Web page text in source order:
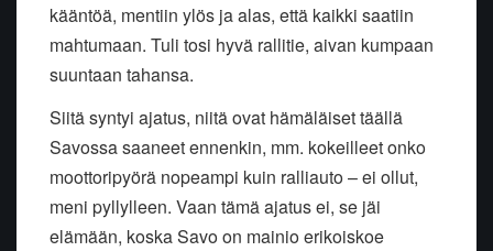
kääntöä, mentiin ylös ja alas, että kaikki saatiin
mahtumaan. Tuli tosi hyvä rallitie, aivan kumpaan
suuntaan tahansa.
Siitä syntyi ajatus, niitä ovat hämäläiset täällä
Savossa saaneet ennenkin, mm. kokeilleet onko
moottoripyörä nopeampi kuin ralliauto – ei ollut,
meni pyllylleen. Vaan tämä ajatus ei, se jäi
elämään, koska Savo on mainio erikoiskoe